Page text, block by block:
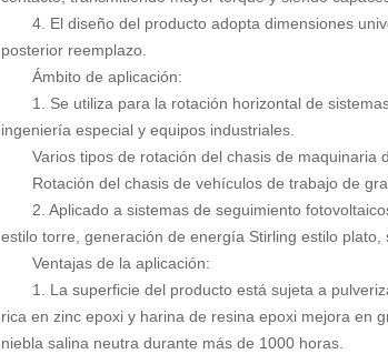
4. El diseño del producto adopta dimensiones
posterior reemplazo.
Ámbito de aplicación:
1. Se utiliza para la rotación horizontal de
ingeniería especial y equipos industriales.
Varios tipos de rotación del chasis de maquinaria
Rotación del chasis de vehículos de trabajo de
2. Aplicado a sistemas de seguimiento
estilo torre, generación de energía Stirling estilo
Ventajas de la aplicación:
1. La superficie del producto está sujeta a
rica en zinc epoxi y harina de resina epoxi mejora en
niebla salina neutra durante más de 1000 horas.